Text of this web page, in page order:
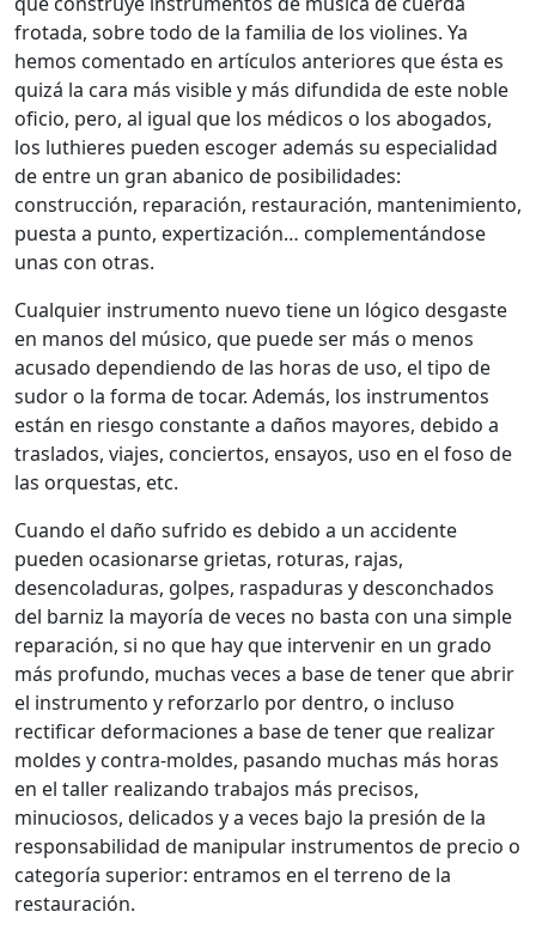
frotada, sobre todo de la familia de los violines. Ya
hemos comentado en artículos anteriores que ésta es
quizá la cara más visible y más difundida de este noble
oficio, pero, al igual que los médicos o los abogados,
los luthieres pueden escoger además su especialidad
de entre un gran abanico de posibilidades:
construcción, reparación, restauración, mantenimiento,
puesta a punto, expertización… complementándose
unas con otras.
Cualquier instrumento nuevo tiene un lógico desgaste
en manos del músico, que puede ser más o menos
acusado dependiendo de las horas de uso, el tipo de
sudor o la forma de tocar. Además, los instrumentos
están en riesgo constante a daños mayores, debido a
traslados, viajes, conciertos, ensayos, uso en el foso de
las orquestas, etc.
Cuando el daño sufrido es debido a un accidente
pueden ocasionarse grietas, roturas, rajas,
desencoladuras, golpes, raspaduras y desconchados
del barniz la mayoría de veces no basta con una simple
reparación, si no que hay que intervenir en un grado
más profundo, muchas veces a base de tener que abrir
el instrumento y reforzarlo por dentro, o incluso
rectificar deformaciones a base de tener que realizar
moldes y contra-moldes, pasando muchas más horas
en el taller realizando trabajos más precisos,
minuciosos, delicados y a veces bajo la presión de la
responsabilidad de manipular instrumentos de precio o
categoría superior: entramos en el terreno de la
restauración.